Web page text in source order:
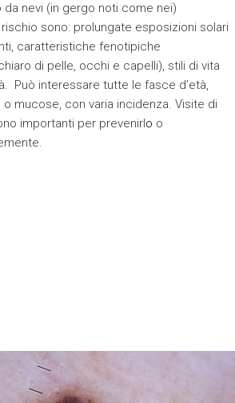
da nevi (in gergo noti come nei)
sono: prolungate esposizioni solari
caratteristiche fenotipiche
di pelle, occhi e capelli), stili di vita
Può interessare tutte le fasce d’età,
mucose, con varia incidenza. Visite di
importanti per prevenirlo o